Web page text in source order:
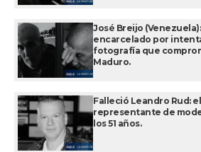
José Breijo
encarcelado por
fotografía que
Maduro.
Falleció Leandro Rud:
representante de
los 51 años.